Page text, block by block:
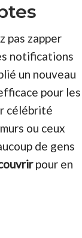
pas zapper
notifications
un nouveau
pour les
célébrité
ou ceux
de gens
pour en